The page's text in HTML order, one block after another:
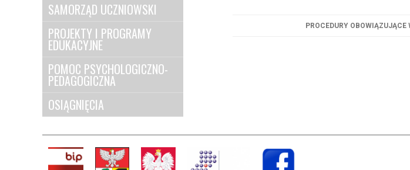
SAMORZĄD UCZNIOWSKI
PROJEKTY I PROGRAMY
EDUKACYJNE
POMOC PSYCHOLOGICZNO-
PEDAGOGICZNA
OSIĄGNIĘCIA
PROCEDURY